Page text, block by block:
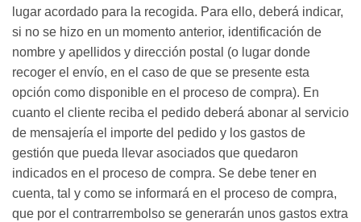
lugar acordado para la recogida. Para ello, deberá indicar,
si no se hizo en un momento anterior, identificación de
nombre y apellidos y dirección postal (o lugar donde
recoger el envío, en el caso de que se presente esta
opción como disponible en el proceso de compra). En
cuanto el cliente reciba el pedido deberá abonar al servicio
de mensajería el importe del pedido y los gastos de
gestión que pueda llevar asociados que quedaron
indicados en el proceso de compra. Se debe tener en
cuenta, tal y como se informará en el proceso de compra,
que por el contrarrembolso se generarán unos gastos extra